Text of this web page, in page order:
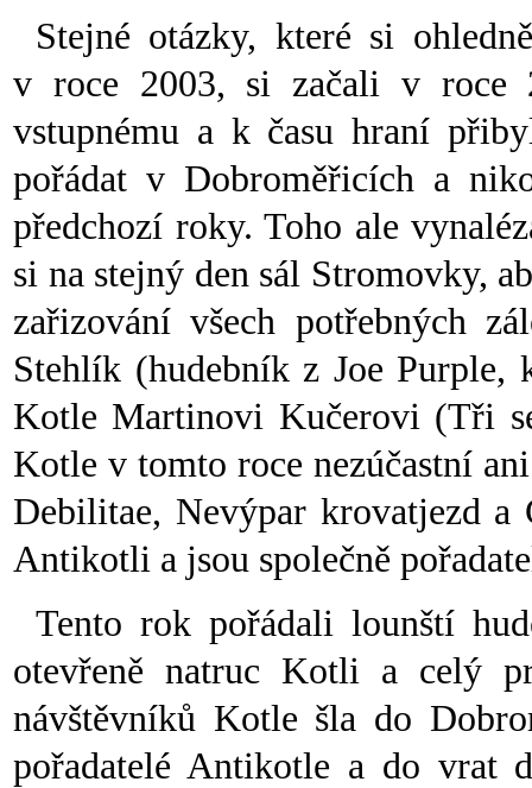
Stejné otázky, které si
v roce 2003, si začali v roce
vstupnému a k času hraní
pořádat v Dobroměřicích a
předchozí roky. Toho ale
si na stejný den sál Stromovky,
zařizování všech potřebných
Stehlík (hudebník z Joe Purple,
Kotle Martinovi Kučerovi (Tři
Kotle v tomto roce nezúčastní
Debilitae, Nevýpar krovatjezd a
Antikotli a jsou společně
Tento rok pořádali lounští
otevřeně natruc Kotli a celý
návštěvníků Kotle šla do
pořadatelé Antikotle a do vrat